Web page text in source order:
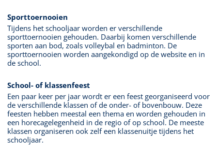
Sporttoernooien
Tijdens het schooljaar worden er verschillende
sporttoernooien gehouden. Daarbij komen verschillende
sporten aan bod, zoals volleybal en badminton. De
sporttoernooien worden aangekondigd op de website en in
de school.
School- of klassenfeest
Een paar keer per jaar wordt er een feest georganiseerd voor
de verschillende klassen of de onder- of bovenbouw. Deze
feesten hebben meestal een thema en worden gehouden in
een horecagelegenheid in de regio of op school. De meeste
klassen organiseren ook zelf een klassenuitje tijdens het
schooljaar.